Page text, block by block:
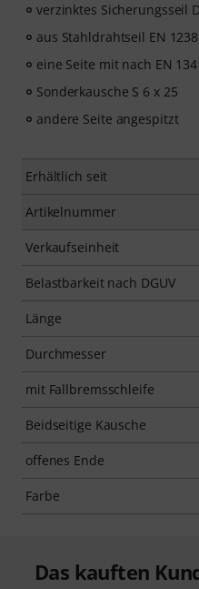
verzinktes Sicherungsseil
aus Stahldrahtseil EN
eine Seite mit nach EN
Sonderkausche S 6 x 25
andere Seite angespitzt
Erhältlich seit
Artikelnummer
Verkaufseinheit
Belastbarkeit nach DGUV
Länge
Durchmesser
mit Fallbremsschleife
Beidseitige Kausche
offenes Ende
Farbe
Das kauften